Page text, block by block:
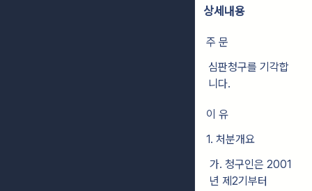
상세내용
주 문
심판청구를 기각합
니다.
이 유
1. 처분개요
가. 청구인은 2001
년 제2기부터